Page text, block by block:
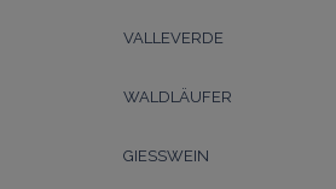
VALLEVERDE
WALDLÄUFER
GIESSWEIN